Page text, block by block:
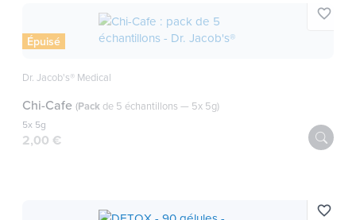
Épuisé
Dr. Jacob's® Medical
Chi-Cafe (Packde 5 échantillons — 5x 5g)
5x 5g
2,00 €
favorite_border
favorite_border